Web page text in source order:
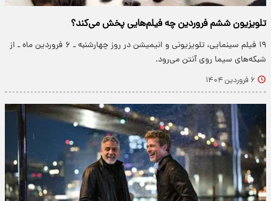
تلویزیون ششم فروردین چه فیلم‌هایی پخش می‌کند؟
۱۹ فیلم سینمایی، تلویزیونی و انیمیشن در روز چهارشنبه ـ ۶ فروردین ماه ـ از
شبکه‌های سیما روی آنتن می‌رود.
۶ فروردین ۱۴۰۴